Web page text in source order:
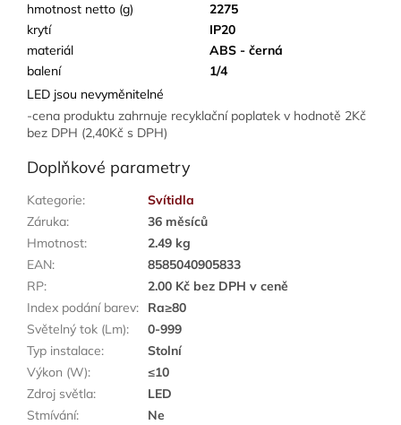
hmotnost netto (g)
2275
krytí
IP20
materiál
ABS - černá
balení
1/4
LED jsou nevyměnitelné
-cena produktu zahrnuje recyklační poplatek v hodnotě 2Kč
bez DPH (2,40Kč s DPH)
Doplňkové parametry
Kategorie:
Svítidla
Záruka:
36 měsíců
Hmotnost:
2.49 kg
EAN:
8585040905833
RP:
2.00 Kč bez DPH v ceně
Index podání barev:
Ra≥80
Světelný tok (Lm):
0-999
Typ instalace:
Stolní
Výkon (W):
≤10
Zdroj světla:
LED
Stmívání:
Ne